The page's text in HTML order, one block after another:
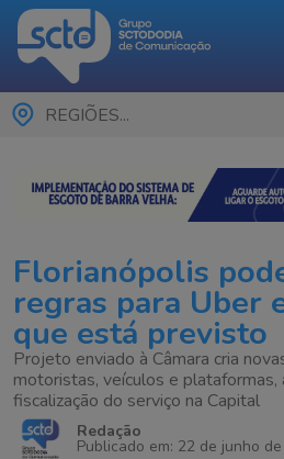
REGIÕES...
Florianópolis
regras para Uber
que está previsto
Projeto enviado à Câmara cria
motoristas, veículos e plataformas,
fiscalização do serviço na Capital
Redação
Publicado em: 22 de junho